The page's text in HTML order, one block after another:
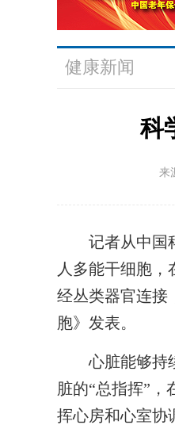
健康新闻
科
来
记者从中国科
人多能干细胞，
经丛类器官连接
胞》发表。
心脏能够持续
脏的“总指挥”
挥心房和心室协